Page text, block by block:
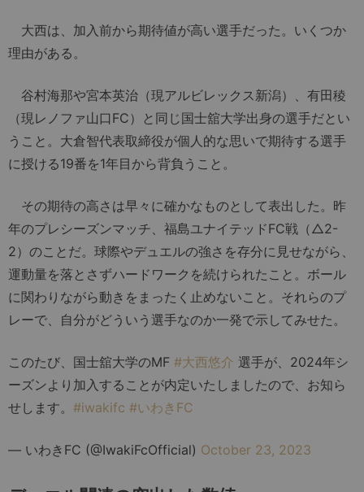
大西は、加入前から期待値が高い選手だった。いくつか
理由がある。
谷村海那や宮本英治（現アルビレックス新潟）、有田稜
（現レノファ山口FC）と同じ国士舘大学出身の選手だとい
うこと。大倉智代表取締役が個人的な思いで期待する選手
に授ける19番を1年目から背負うこと。
その期待の高さは早々に確かなものとして表出した。昨
年のプレシーズンマッチ、福島ユナイテッドFC戦（△2-
2）のことだ。球際やデュエルの強さを存分に見せながら、
運動量を落とさずハードワークを続けられたこと。ボール
に関わりながら動きをまったく止めないこと。それらのプ
レーで、自分がどういう選手なのか一発で示してみせた。
このたび、国士舘大学のMF #大西悠介 選手が、2024年シ
ーズンより加入することが内定いたしましたので、お知ら
せします。​ #iwakifc #いわきFC
— いわきFC (@IwakiFcOfficial) October 23, 2023